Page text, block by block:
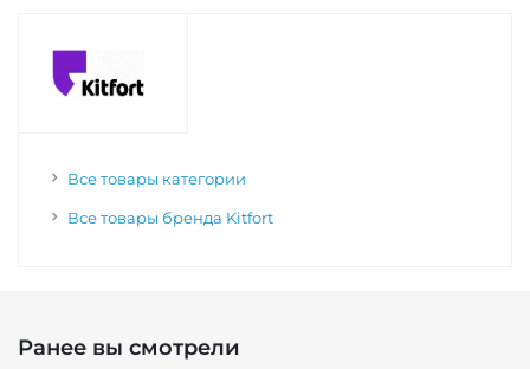
Все товары категории
Все товары бренда Kitfort
Ранее вы смотрели